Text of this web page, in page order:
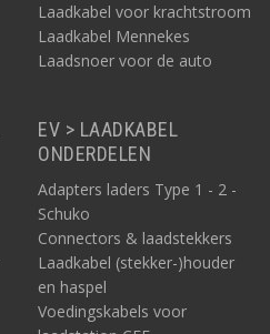
Laadkabel voor krachtstroom
Laadkabel Mennekes
Laadsnoer voor de auto
EV > LAADKABEL
ONDERDELEN
Adapters laders Type 1 - 2 -
Schuko
Connectors & laadstekkers
Laadkabel (stekker-)houder
en haspel
Voedingskabels voor